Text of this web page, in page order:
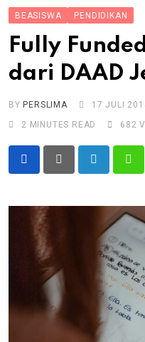
BEASISWA PENDIDIKAN
Fully
dari DAAD
BY PERSLIMA 17 JULI
2 MINUTES READ
682